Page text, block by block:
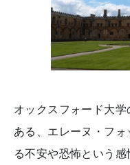
オックスフォード大
ある、エレーヌ・フ
る不安や恐怖という